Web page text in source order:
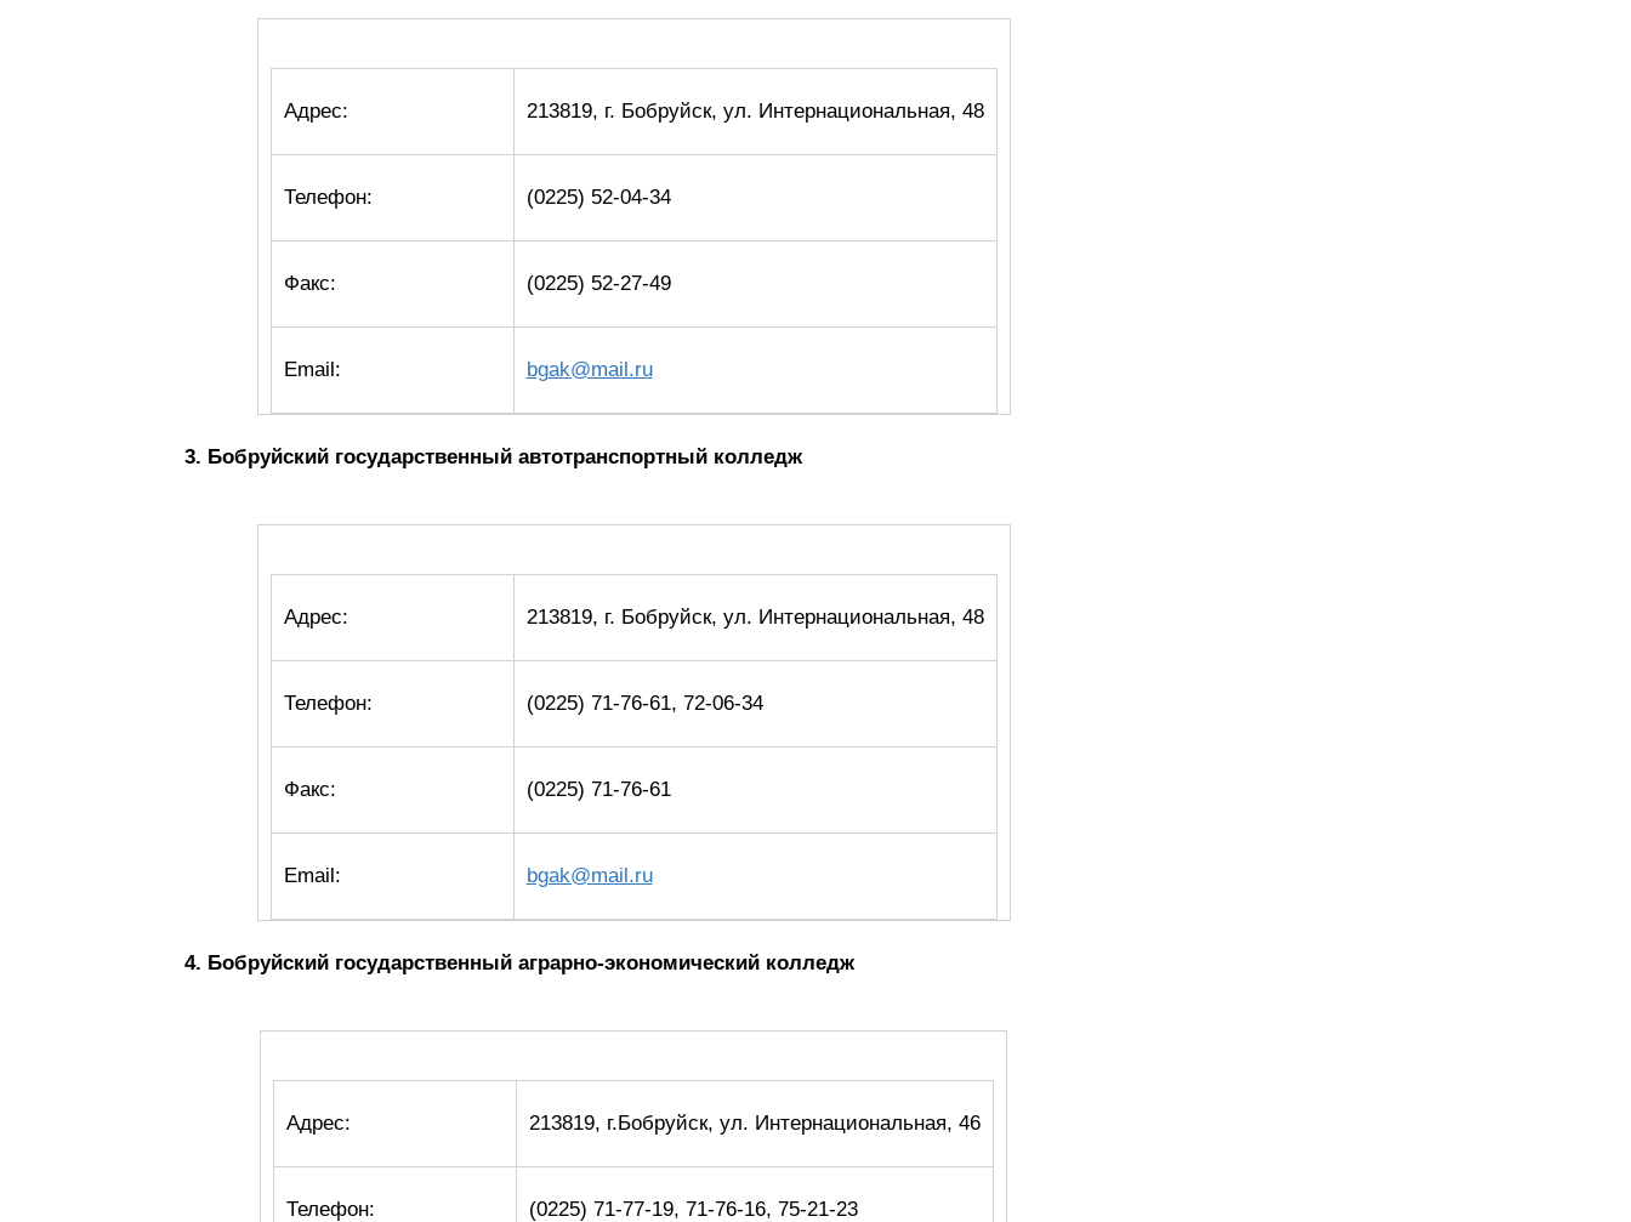
Адрес: 213819, г. Бобруйск, ул. Интернациональная, 48
Телефон: (0225) 52-04-34
Факс: (0225) 52-27-49
Email: bgak@mail.ru
3. Бобруйский государственный автотранспортный колледж
Адрес: 213819, г. Бобруйск, ул. Интернациональная, 48
Телефон: (0225) 71-76-61, 72-06-34
Факс: (0225) 71-76-61
Email: bgak@mail.ru
4. Бобруйский государственный аграрно-экономический колледж
Адрес: 213819, г.Бобруйск, ул. Интернациональная, 46
Телефон: (0225) 71-77-19, 71-76-16, 75-21-23